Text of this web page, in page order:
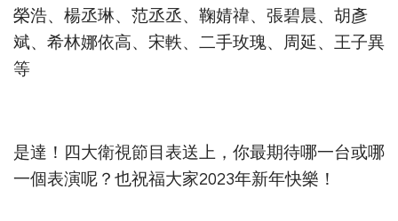
榮浩、楊丞琳、范丞丞、鞠婧禕、張碧晨、胡彥
斌、希林娜依高、宋軼、二手玫瑰、周延、王子異
等
是達！四大衛視節目表送上，你最期待哪一台或哪
一個表演呢？也祝福大家2023年新年快樂！